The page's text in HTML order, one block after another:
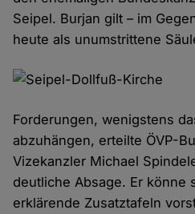
Seipel. Burjan gilt – im
heute als unumstrittene
Forderungen, wenigstens
abzuhängen, erteilte ÖVP-
Vizekanzler Michael
deutliche Absage. Er könne
erklärende Zusatztafeln